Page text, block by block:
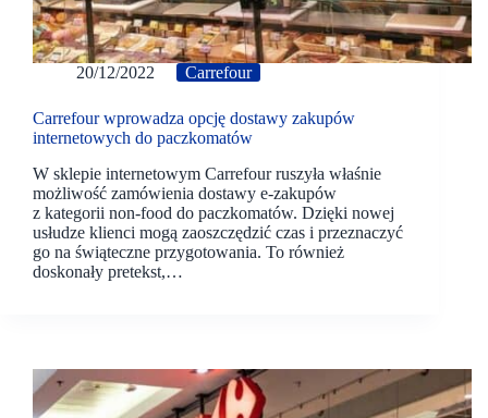
20/12/2022 Carrefour
Carrefour wprowadza opcję dostawy zakupów
internetowych do paczkomatów
W sklepie internetowym Carrefour ruszyła właśnie
możliwość zamówienia dostawy e-zakupów
z kategorii non-food do paczkomatów. Dzięki nowej
usłudze klienci mogą zaoszczędzić czas i przeznaczyć
go na świąteczne przygotowania. To również
doskonały pretekst,…